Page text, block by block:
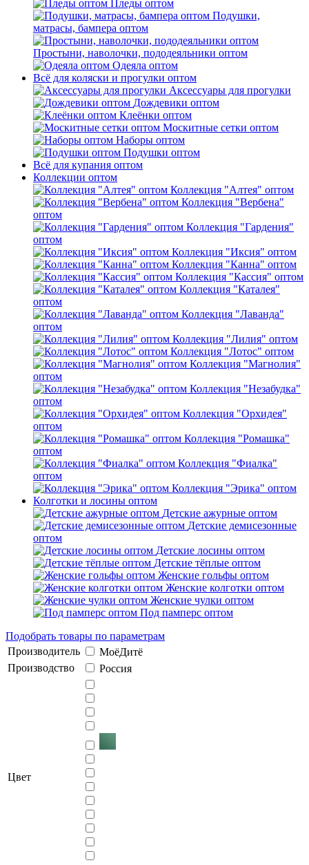
Пледы оптом
Подушки,
матрасы, бампера оптом
Простыни, наволочки, пододеяльники оптом
Одеяла оптом
Всё для коляски и прогулки оптом
Аксессуары для прогулки
Дождевики оптом
Клеёнки оптом
Москитные сетки оптом
Наборы оптом
Подушки оптом
Всё для купания оптом
Коллекции оптом
Коллекция "Алтея" оптом
Коллекция "Вербена"
оптом
Коллекция "Гардения"
оптом
Коллекция "Иксия" оптом
Коллекция "Канна" оптом
Коллекция "Кассия" оптом
Коллекция "Каталея"
оптом
Коллекция "Лаванда"
оптом
Коллекция "Лилия" оптом
Коллекция "Лотос" оптом
Коллекция "Магнолия"
оптом
Коллекция "Незабудка"
оптом
Коллекция "Орхидея"
оптом
Коллекция "Ромашка"
оптом
Коллекция "Фиалка"
оптом
Коллекция "Эрика" оптом
Колготки и лосины оптом
Детские ажурные оптом
Детские демисезонные
оптом
Детские лосины оптом
Детские тёплые оптом
Женские гольфы оптом
Женские колготки оптом
Женские чулки оптом
Под памперс оптом
Подобрать товары по параметрам
Производитель
МоёДитё
Производство
Россия
Цвет